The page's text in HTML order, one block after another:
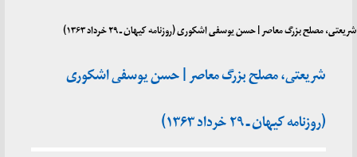
شریعتی، مصلح بزرگ معاصر | حسن یوسفی اشکوری (روزنامه کیهان ـ ۲۹ خرداد ۱۳۶۳)
شریعتی، مصلح بزرگ معاصر | حسن یوسفی اشکوری
(روزنامه کیهان ـ ۲۹ خرداد ۱۳۶۳)